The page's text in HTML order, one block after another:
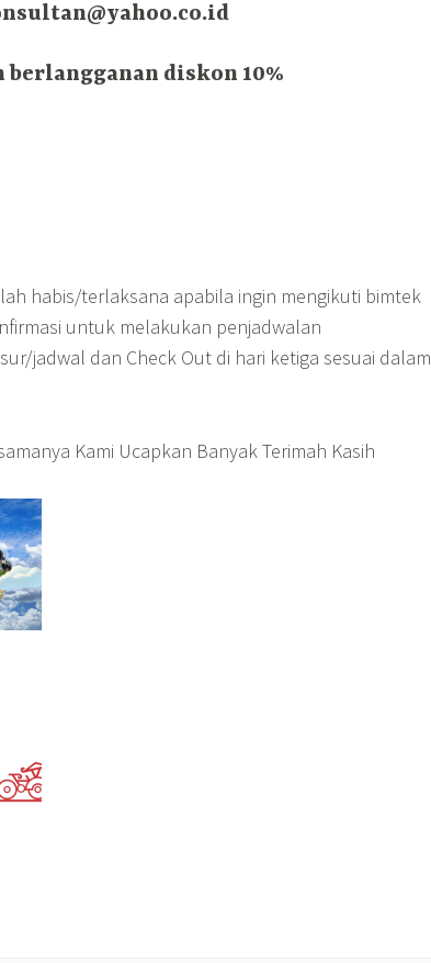
diskon 10%
habis/terlaksana apabila ingin mengikuti bimtek
untuk melakukan penjadwalan
jadwal dan Check Out di hari ketiga sesuai dalam
Kami Ucapkan Banyak Terimah Kasih